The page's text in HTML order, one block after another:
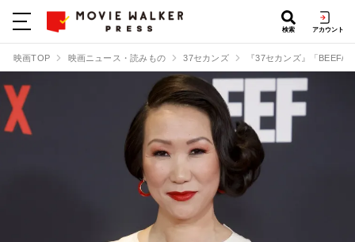
検索 アカウント
映画TOP 映画ニュース・読みもの 37セカンズ 『37セカンズ』「BEEF/